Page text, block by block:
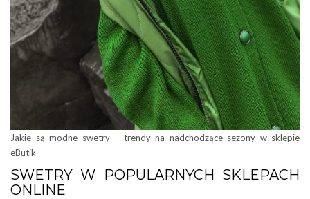
Jakie są modne swetry – trendy na nadchodzące sezony w sklepie
eButik
SWETRY W POPULARNYCH SKLEPACH
ONLINE